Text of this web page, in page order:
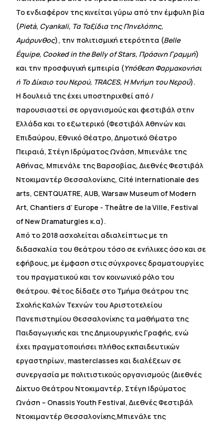
Το ενδιαφέρον της κινείται γύρω από την έμφυλη βία
(Pietà, Cyankali, Tα Ταξίδια της Πηνελόπης,
Αμάρυνθος), την πολιτισμική ετερότητα (Belle
Équipe, Cooked in the Belly of Stars, Πράσινη Γραμμή)
και την προσφυγική εμπειρία (Υπόθεση Φαρμακονήσι
ή Το Δίκαιο του Νερού, TRACES, Η Μνήμη του Νερού).
H δουλειά της έχει υποστηριχθεί από /
παρουσιαστεί σε οργανισμούς και φεστιβάλ στην
Ελλάδα και το εξωτερικό (Φεστιβάλ Αθηνών και
Επιδαύρου, Εθνικό Θέατρο, Δημοτικό Θέατρο
Πειραιά, Στέγη Ιδρύματος Ωνάση, Μπιενάλε της
Αθήνας, Μπιενάλε της Βαρσοβίας, Διεθνές Φεστιβάλ
Ντοκιμαντέρ Θεσσαλονίκης, Cité internationale des
arts, CENTQUATRE, AUB, Warsaw Museum of Modern
Art, Chantiers d’ Europe - Theâtre de la Ville, Festival
of New Dramaturgies κ.α).
Από το 2018 ασχολείται αδιαλείπτως με τη
διδασκαλία του θεάτρου τόσο σε ενήλικες όσο και σε
εφήβους, με έμφαση στις σύγχρονες δραματουργίες
του πραγματικού και τον κοινωνικό ρόλο του
θεάτρου. Φέτος δίδαξε στο Τμήμα Θεάτρου της
Σχολής Καλών Τεχνών του Αριστοτελείου
Πανεπιστημίου Θεσσαλονίκης τα μαθήματα της
Παιδαγωγικής και της Δημιουργικής Γραφής, ενώ
έχει πραγματοποιήσει πλήθος εκπαιδευτικών
εργαστηρίων, masterclasses και διαλέξεων σε
συνεργασία με πολιτιστικούς οργανισμούς (Διεθνές
Δίκτυο Θεάτρου Ντοκιμαντέρ, Στέγη Ιδρύματος
Ωνάση – Onassis Youth Festival, Διεθνές Φεστιβάλ
Ντοκιμαντέρ Θεσσαλονίκης,Μπιενάλε της